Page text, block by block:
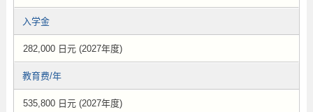
入学金
282,000 日元 (2027年度)
教育费/年
535,800 日元 (2027年度)